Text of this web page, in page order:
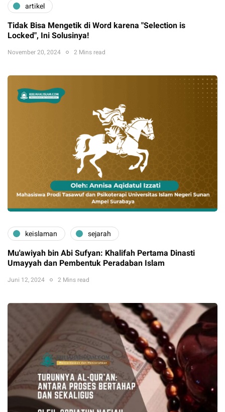
artikel
Tidak Bisa Mengetik di Word karena "Selection is
Locked", Ini Solusinya!
November 20, 2024 2 Mins read
keislaman sejarah
Mu'awiyah bin Abi Sufyan: Khalifah Pertama Dinasti
Umayyah dan Pembentuk Peradaban Islam
Juni 12, 2024 2 Mins read